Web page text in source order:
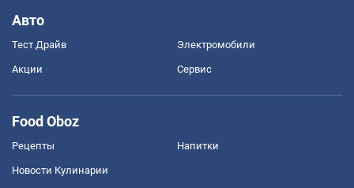
Авто
Тест Драйв Электромобили
Акции Сервис
Food Oboz
Рецепты Напитки
Новости Кулинарии